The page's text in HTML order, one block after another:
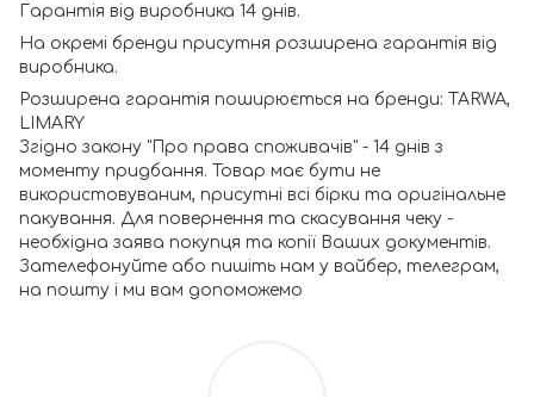
Гарантія від виробника 14 днів.
На окремі бренди присутня розширена гарантія від
виробника.
Розширена гарантія поширюється на бренди: TARWA,
LIMARY
Згідно закону "Про права споживачів" - 14 днів з
моменту придбання. Товар має бути не
використовуваним, присутні всі бірки та оригінальне
пакування. Для повернення та скасування чеку -
необхідна заява покупця та копії Ваших документів.
Зателефонуйте або пишіть нам у вайбер, телеграм,
на пошту і ми вам допоможемо